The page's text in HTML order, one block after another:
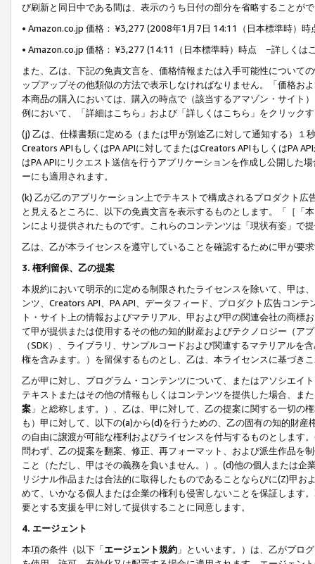
び刷新と同日中である間は、表示のうち日付の部分を省略することが
• Amazon.co.jp 価格： ¥3,277 (2008年1月7日 14:11（日本標準時）
• Amazon.co.jp 価格： ¥3,277 (14:11（日本標準時）時点 −詳しくは
また、乙は、下記の免責文言を、価格情報または入手可能性について
ップアップその他類似の方法で表示しなければなりません。「価格
本商品の購入においては、購入の時点で（該当するアマゾン・サイト
例において、「詳細はこちら」および「詳しくはこちら」をクリック
(j) 乙は、仕様書類に定める（または甲が別途乙に対して通知する）
Creators APIもしくはPA APIに対してまたはCreators APIもしくはPA
はPA APIにリクエスト送信を行うアプリケーションを作成し公開した
ーにも適用されます。
(k) 乙が乙のアプリケーション上でテキストで構成されるプロダクト
と見えるところに、以下の免責文言を表示するものとします。「［「
ンにより提供されたものです。これらのコンテンツは「現状有姿」で
乙は、乙が本ライセンスを遵守していることを確認するために甲が要
3. 権利留保、乙の提案
本規約において明示的に定める制限されたライセンスを除いて、甲は
ンツ、Creators API、PA API、データフィード、プロダクト広告コン
ト・サイト上の情報およびマテリアル、甲および甲の関連会社の商
て甲が提供または使用するその他の知的財産およびテクノロジー（ア
（SDK）、ライブラリ、サンプルコードおよび関連するマテリアル
権を含みます。）を留保するものとし、乙は、本ライセンスに基づき
乙が甲に対し、プログラム・コンテンツについて、またはアソシエイ
テキストまたはその他の情報もしくはコンテンツを提供した場合、ま
案 」と総称します。）、乙は、甲に対して、乙の提案に関する一切
も）甲に対して、以下の(a)から(d)を行うための、乙の固有の知的財
の自由に譲渡が可能な権利およびライセンスを付与するものとします
問わず、乙の提案を翻案、修正、再フォーマット、および派生作品を
こと（ただし、甲はその義務を負いません。）。(d)他の個人または
リジナル作品または合法的に取得したものであることならびに(Z)甲
めて、いかなる個人または企業の権利も侵害しないことを保証します
要とする支援を甲に対して提供することに同意します。
4. エージェント
本項の条件（以下「エージェント規約 」といいます。）は、乙がプロ